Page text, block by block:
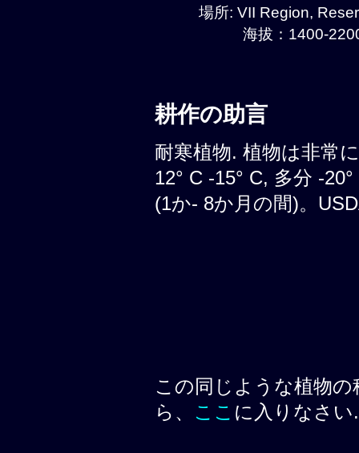
場所: VII Region,
海拔：1400-
耕作の助言
耐寒植物. 植物は非常
12° C -15° C, 多分 -
(1か- 8か月の間)。
この同じような植物
ら、 ここ に入りなさい.